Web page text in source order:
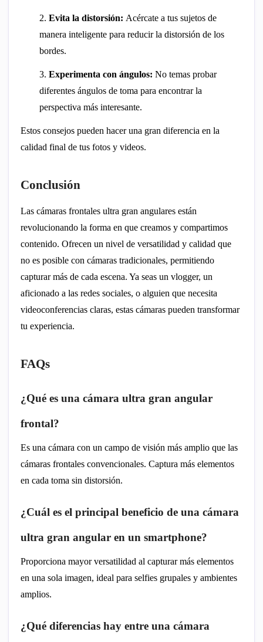
2. Evita la distorsión: Acércate a tus sujetos de
manera inteligente para reducir la distorsión de los
bordes.
3. Experimenta con ángulos: No temas probar
diferentes ángulos de toma para encontrar la
perspectiva más interesante.
Estos consejos pueden hacer una gran diferencia en la
calidad final de tus fotos y videos.
Conclusión
Las cámaras frontales ultra gran angulares están
revolucionando la forma en que creamos y compartimos
contenido. Ofrecen un nivel de versatilidad y calidad que
no es posible con cámaras tradicionales, permitiendo
capturar más de cada escena. Ya seas un vlogger, un
aficionado a las redes sociales, o alguien que necesita
videoconferencias claras, estas cámaras pueden transformar
tu experiencia.
FAQs
¿Qué es una cámara ultra gran angular
frontal?
Es una cámara con un campo de visión más amplio que las
cámaras frontales convencionales. Captura más elementos
en cada toma sin distorsión.
¿Cuál es el principal beneficio de una cámara
ultra gran angular en un smartphone?
Proporciona mayor versatilidad al capturar más elementos
en una sola imagen, ideal para selfies grupales y ambientes
amplios.
¿Qué diferencias hay entre una cámara